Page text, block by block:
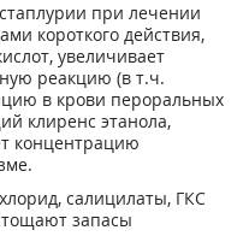
при лечении
короткого действия,
увеличивает
реакцию (в т.ч.
в крови пероральных
клиренс этанола,
концентрацию
салицилаты, ГКС
запасы